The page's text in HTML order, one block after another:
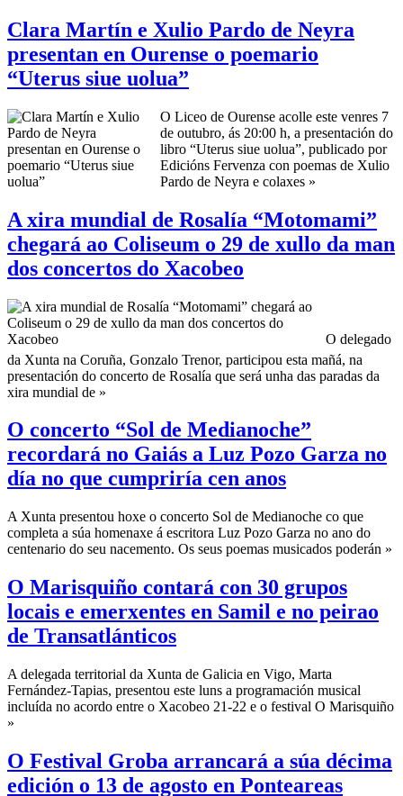
Clara Martín e Xulio Pardo de Neyra
presentan en Ourense o poemario
“Uterus siue uolua”
O Liceo de Ourense acolle este venres 7
de outubro, ás 20:00 h, a presentación do
libro “Uterus siue uolua”, publicado por
Edicións Fervenza con poemas de Xulio
Pardo de Neyra e colaxes »
A xira mundial de Rosalía “Motomami”
chegará ao Coliseum o 29 de xullo da man
dos concertos do Xacobeo
O delegado
da Xunta na Coruña, Gonzalo Trenor, participou esta mañá, na
presentación do concerto de Rosalía que será unha das paradas da
xira mundial de »
O concerto “Sol de Medianoche”
recordará no Gaiás a Luz Pozo Garza no
día no que cumpriría cen anos
A Xunta presentou hoxe o concerto Sol de Medianoche co que
completa a súa homenaxe á escritora Luz Pozo Garza no ano do
centenario do seu nacemento. Os seus poemas musicados poderán »
O Marisquiño contará con 30 grupos
locais e emerxentes en Samil e no peirao
de Transatlánticos
A delegada territorial da Xunta de Galicia en Vigo, Marta
Fernández-Tapias, presentou este luns a programación musical
incluída no acordo entre o Xacobeo 21-22 e o festival O Marisquiño
»
O Festival Groba arrancará a súa décima
edición o 13 de agosto en Ponteareas